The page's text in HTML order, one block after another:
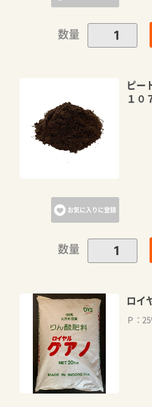
数量
お気に入りに登録
ピー
１０
数量
ロイ
Ｐ：
カートに追加